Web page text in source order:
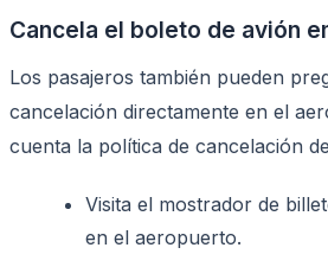
Cancela el boleto de avión
Los pasajeros también pueden
cancelación directamente en el
cuenta la política de cancelación
Visita el mostrador de
en el aeropuerto.